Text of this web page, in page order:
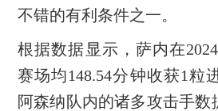
不错的有利条件之一。
根据数据显示，萨内在
赛场均148.54分钟收获1粒
阿森纳队内的诸多攻击手数